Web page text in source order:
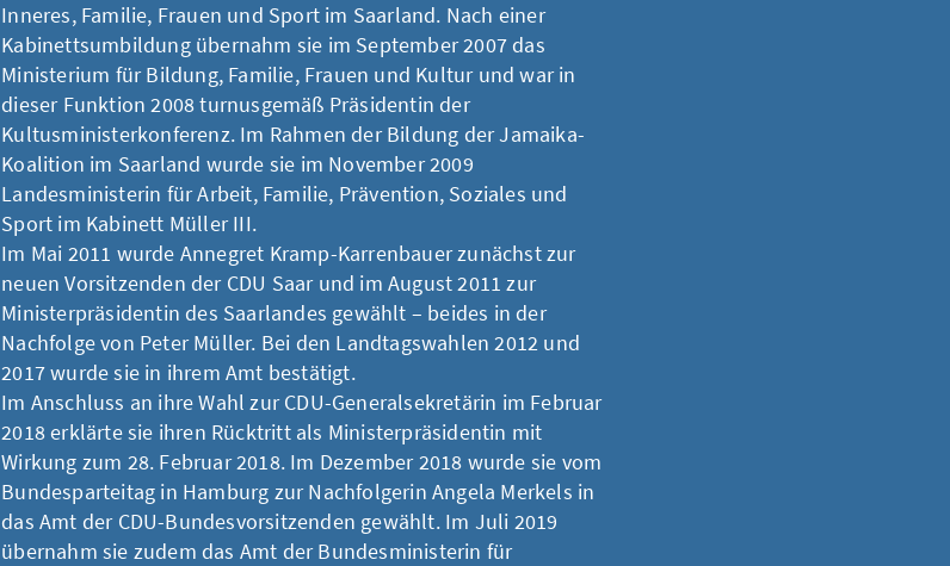
Inneres, Familie, Frauen und Sport im Saarland. Nach einer
Kabinettsumbildung übernahm sie im September 2007 das
Ministerium für Bildung, Familie, Frauen und Kultur und war in
dieser Funktion 2008 turnusgemäß Präsidentin der
Kultusministerkonferenz. Im Rahmen der Bildung der Jamaika-
Koalition im Saarland wurde sie im November 2009
Landesministerin für Arbeit, Familie, Prävention, Soziales und
Sport im Kabinett Müller III.
Im Mai 2011 wurde Annegret Kramp-Karrenbauer zunächst zur
neuen Vorsitzenden der CDU Saar und im August 2011 zur
Ministerpräsidentin des Saarlandes gewählt – beides in der
Nachfolge von Peter Müller. Bei den Landtagswahlen 2012 und
2017 wurde sie in ihrem Amt bestätigt.
Im Anschluss an ihre Wahl zur CDU-Generalsekretärin im Februar
2018 erklärte sie ihren Rücktritt als Ministerpräsidentin mit
Wirkung zum 28. Februar 2018. Im Dezember 2018 wurde sie vom
Bundesparteitag in Hamburg zur Nachfolgerin Angela Merkels in
das Amt der CDU-Bundesvorsitzenden gewählt. Im Juli 2019
übernahm sie zudem das Amt der Bundesministerin für